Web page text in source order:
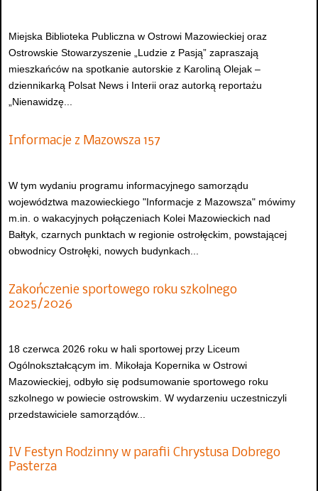
Miejska Biblioteka Publiczna w Ostrowi Mazowieckiej oraz
Ostrowskie Stowarzyszenie „Ludzie z Pasją” zapraszają
mieszkańców na spotkanie autorskie z Karoliną Olejak –
dziennikarką Polsat News i Interii oraz autorką reportażu
„Nienawidzę...
Informacje z Mazowsza 157
W tym wydaniu programu informacyjnego samorządu
województwa mazowieckiego "Informacje z Mazowsza" mówimy
m.in. o wakacyjnych połączeniach Kolei Mazowieckich nad
Bałtyk, czarnych punktach w regionie ostrołęckim, powstającej
obwodnicy Ostrołęki, nowych budynkach...
Zakończenie sportowego roku szkolnego
2025/2026
18 czerwca 2026 roku w hali sportowej przy Liceum
Ogólnokształcącym im. Mikołaja Kopernika w Ostrowi
Mazowieckiej, odbyło się podsumowanie sportowego roku
szkolnego w powiecie ostrowskim. W wydarzeniu uczestniczyli
przedstawiciele samorządów...
IV Festyn Rodzinny w parafii Chrystusa Dobrego
Pasterza